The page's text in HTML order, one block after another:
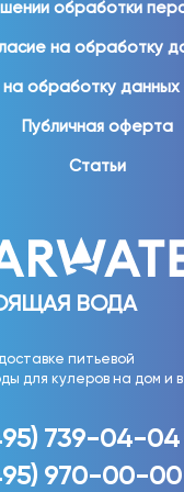
позволяют
важной частью
ВОДА
питьевой
для кулеров на дом и
обработки
на обработку
обработку данных
Публичная оферта
Статьи
739-04-04
970-00-00